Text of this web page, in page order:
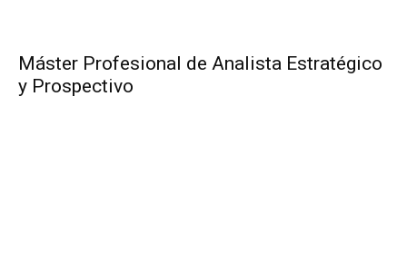
Máster Profesional de Analista Estratégico
y Prospectivo